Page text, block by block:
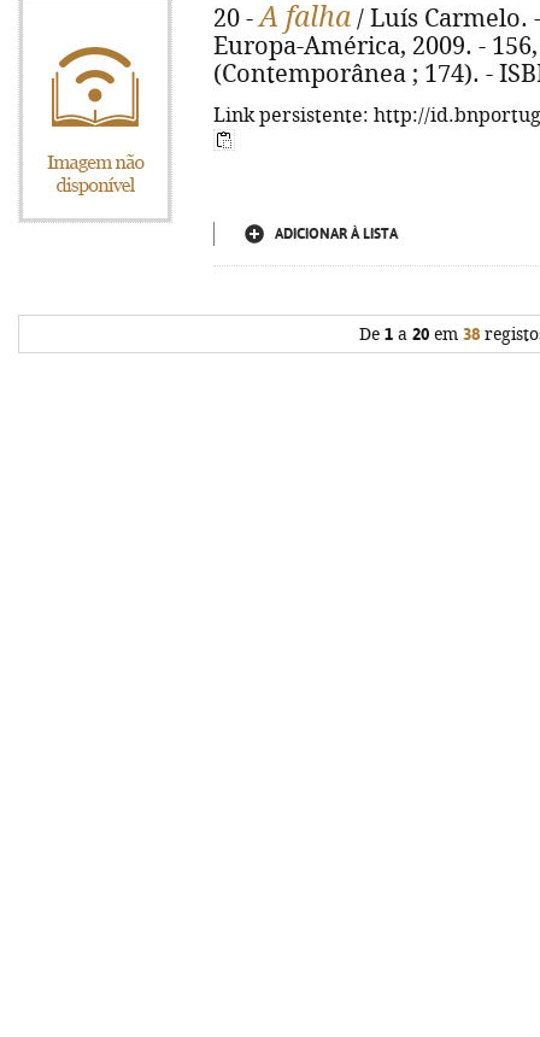
20 -A falha / Luís Carmelo.
Europa-América, 2009. -
(Contemporânea ; 174). -
Link persistente: http://
ADICIONAR À LISTA
De 1a 20em 38